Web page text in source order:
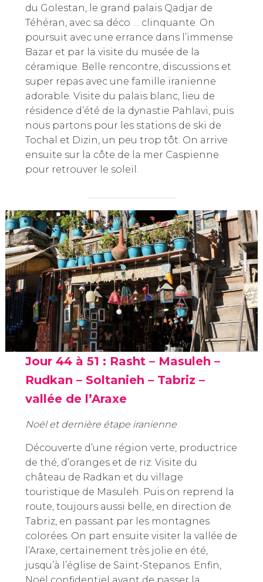
du Golestan, le grand palais Qadjar de
Téhéran, avec sa déco … clinquante. On
poursuit avec une errance dans l’immense
Bazar et par la visite du musée de la
céramique. Belle rencontre, discussions et
super repas avec une famille iranienne
adorable. Visite du palais blanc, lieu de
résidence d’été de la dynastie Pahlavi, puis
nous partons pour les stations de ski de
Tochal et Dizin, un peu trop tôt. On arrive
ensuite sur la côte de la mer Caspienne
pour retrouver le soleil.
Jour 44 à 51 : Rasht – Masuleh –
Rudkan – Soltanieh – Tabriz –
vallée de l’Araxe
Noël et dernière étape iranienne
Découverte d’une région verte, productrice
de thé, d’oranges et de riz. Visite du
château de Radkan et du village
touristique de Masuleh. Puis on reprend la
route, toujours aussi belle, en direction de
Tabriz, en passant par les montagnes
colorées. On part ensuite visiter la vallée de
l’Araxe, certainement très jolie en été,
jusqu’à l’église de Saint-Stepanos. Enfin,